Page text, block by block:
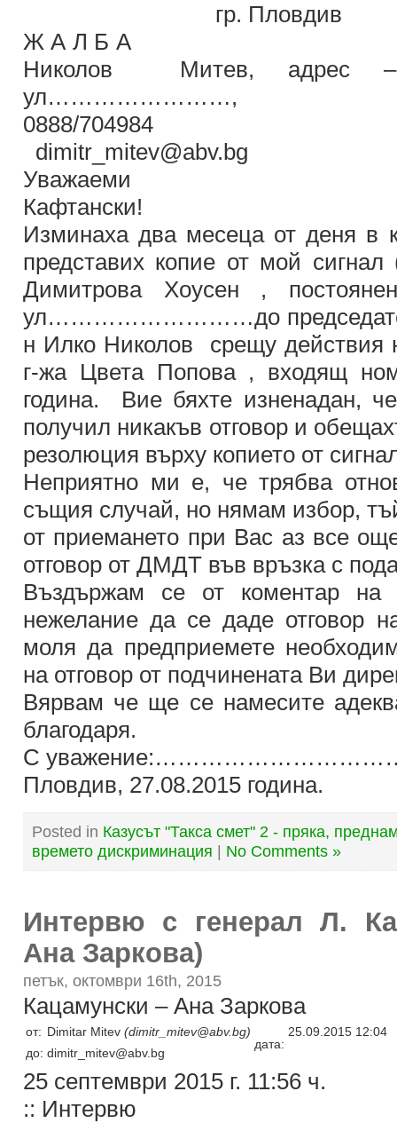
гр. Пловдив
Ж А Л Б А
Николов Митев, адрес
0888/704984
dimitr_mitev@abv.bg
Уважаеми
Изминаха два месеца от деня в
представих копие от мой
Димитрова Хоусен ,
ул………………………до
н Илко Николов срещу действия
г-жа Цвета Попова , входящ
година. Вие бяхте изненадан,
получил никакъв отговор и
резолюция върху копието от
Неприятно ми е, че трябва
същия случай, но нямам избор,
от приемането при Вас аз все
отговор от ДМДТ във връзка с
Въздържам се от коментар на
нежелание да се даде отговор
моля да предприемете
на отговор от подчинената Ви
Вярвам че ще се намесите
благодаря.
С
Пловдив, 27.08.2015 година.
Posted in Казусът "Такса смет" 2 - пряка,
времето дискриминация | No Comments »
Интервю с генерал Л.
Ана Заркова)
петък, октомври 16th, 2015
Кацамунски – Ана Заркова
от: Dimitar Mitev (dimitr_mitev@abv.bg)
дата:
25.09.2015 12:04
до: dimitr_mitev@abv.bg
25 септември 2015 г. 11:56 ч.
:: Интервю